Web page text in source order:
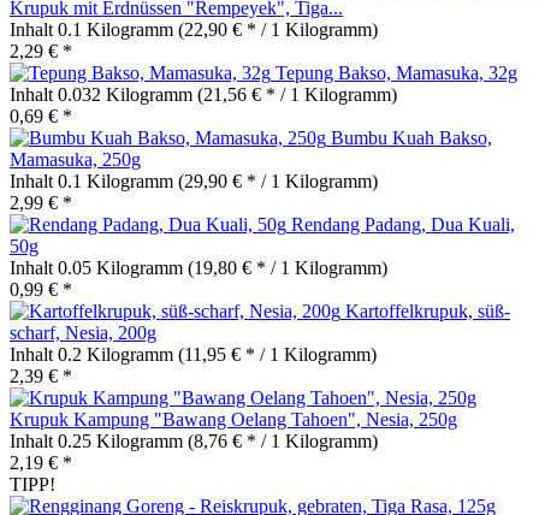
Krupuk mit Erdnüssen "Rempeyek", Tiga...
Inhalt 0.1 Kilogramm (22,90 € * / 1 Kilogramm)
2,29 € *
Tepung Bakso, Mamasuka, 32g
Inhalt 0.032 Kilogramm (21,56 € * / 1 Kilogramm)
0,69 € *
Bumbu Kuah Bakso,
Mamasuka, 250g
Inhalt 0.1 Kilogramm (29,90 € * / 1 Kilogramm)
2,99 € *
Rendang Padang, Dua Kuali,
50g
Inhalt 0.05 Kilogramm (19,80 € * / 1 Kilogramm)
0,99 € *
Kartoffelkrupuk, süß-
scharf, Nesia, 200g
Inhalt 0.2 Kilogramm (11,95 € * / 1 Kilogramm)
2,39 € *
Krupuk Kampung "Bawang Oelang Tahoen", Nesia, 250g
Inhalt 0.25 Kilogramm (8,76 € * / 1 Kilogramm)
2,19 € *
TIPP!